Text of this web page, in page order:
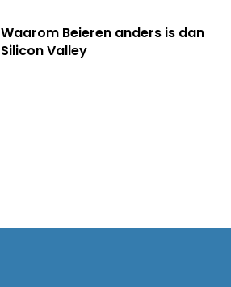
Waarom Beieren anders is dan
Silicon Valley